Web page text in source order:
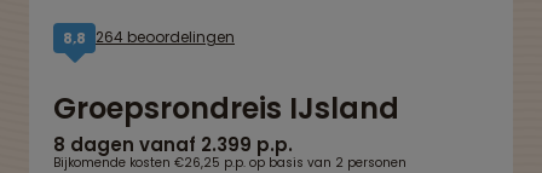
8,8 264 beoordelingen
Groepsrondreis IJsland
8 dagen vanaf 2.399 p.p.
Bijkomende kosten €26,25 p.p. op basis van 2 personen